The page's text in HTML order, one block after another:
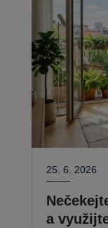
25. 6. 2026
a